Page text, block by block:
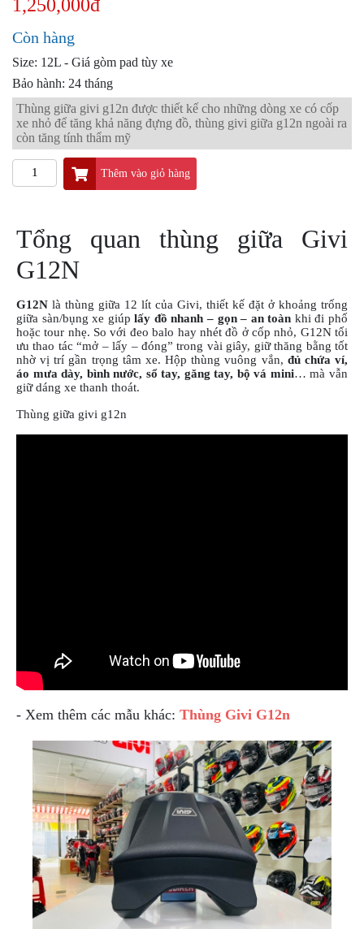
ĐỒ
PG1
PHỤ
KIỆN
YAMAHA
PG-
1
CẢNG
ĐỒ
XE
KIỆN
XSR
155
ÁO
MƯA
GIVI
GIÁP
MOTO
NGHE
BẢO
HIỂM
VÁ
XE
STOP
AND
GO
1,250,000đ
Còn hàng
Size: 12L - Giá gòm pad tùy xe
Bảo hành: 24 tháng
Thùng giữa givi g12n được thiết kế cho những dòng xe có cốp
xe nhỏ để tăng khả năng đựng đồ, thùng givi giữa g12n ngoài ra
còn tăng tính thẩm mỹ
Thêm vào giỏ hàng
Tổng quan thùng giữa Givi
G12N
G12N là thùng giữa 12 lít của Givi, thiết kế đặt ở khoảng trống
giữa sàn/bụng xe giúplấy đồ nhanh – gọn – an toàn khi đi phố
hoặc tour nhẹ. So với đeo balo hay nhét đồ ở cốp nhỏ, G12N tối
ưu thao tác “mở – lấy – đóng” trong vài giây, giữ thăng bằng tốt
nhờ vị trí gần trọng tâm xe. Hộp thùng vuông vắn, đủ chứa ví,
áo mưa dày, bình nước, sổ tay, găng tay, bộ vá mini… mà vẫn
giữ dáng xe thanh thoát.
Thùng giữa givi g12n
- Xem thêm các mẫu khác: Thùng Givi G12n